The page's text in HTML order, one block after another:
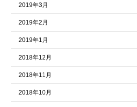
2019年3月
2019年2月
2019年1月
2018年12月
2018年11月
2018年10月